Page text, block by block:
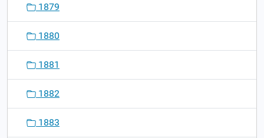
1879
1880
1881
1882
1883